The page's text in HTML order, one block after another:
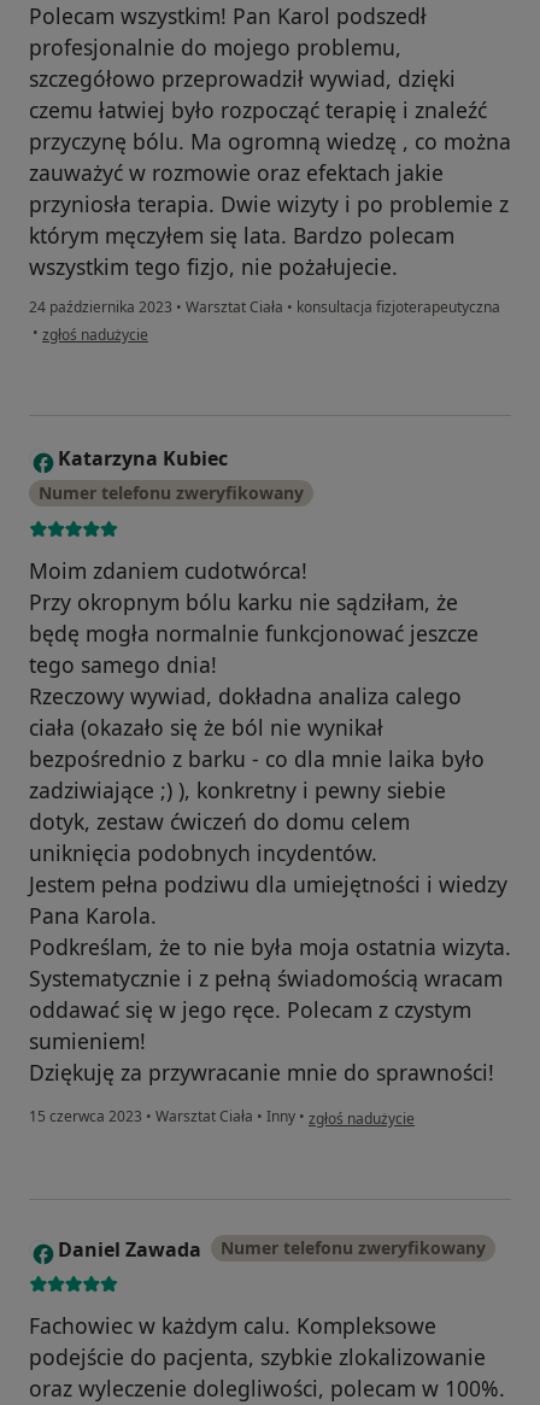
Polecam wszystkim! Pan Karol podszedł
profesjonalnie do mojego problemu,
szczegółowo przeprowadził wywiad, dzięki
czemu łatwiej było rozpocząć terapię i znaleźć
przyczynę bólu. Ma ogromną wiedzę , co można
zauważyć w rozmowie oraz efektach jakie
przyniosła terapia. Dwie wizyty i po problemie z
którym męczyłem się lata. Bardzo polecam
wszystkim tego fizjo, nie pożałujecie.
24 października 2023 • Warsztat Ciała • konsultacja fizjoterapeutyczna
• w opinii użytkownika Zadowolony pacjent
zgłoś nadużycie
K Katarzyna Kubiec
Numer telefonu zweryfikowany
Moim zdaniem cudotwórca!
Przy okropnym bólu karku nie sądziłam, że
będę mogła normalnie funkcjonować jeszcze
tego samego dnia!
Rzeczowy wywiad, dokładna analiza calego
ciała (okazało się że ból nie wynikał
bezpośrednio z barku - co dla mnie laika było
zadziwiające ;) ), konkretny i pewny siebie
dotyk, zestaw ćwiczeń do domu celem
uniknięcia podobnych incydentów.
Jestem pełna podziwu dla umiejętności i wiedzy
Pana Karola.
Podkreślam, że to nie była moja ostatnia wizyta.
Systematycznie i z pełną świadomością wracam
oddawać się w jego ręce. Polecam z czystym
sumieniem!
Dziękuję za przywracanie mnie do sprawności!
15 czerwca 2023 • Warsztat Ciała • Inny • w opinii użytkownika Katarzyna
zgłoś nadużycie
D Daniel Zawada Numer telefonu zweryfikowany
Fachowiec w każdym calu. Kompleksowe
podejście do pacjenta, szybkie zlokalizowanie
oraz wyleczenie dolegliwości, polecam w 100%.